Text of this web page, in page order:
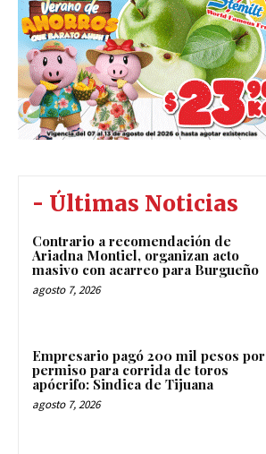
- Últimas Noticias
Contrario a recomendación de
Ariadna Montiel, organizan acto
masivo con acarreo para Burgueño
agosto 7, 2026
Empresario pagó 200 mil pesos por
permiso para corrida de toros
apócrifo: Sindica de Tijuana
agosto 7, 2026